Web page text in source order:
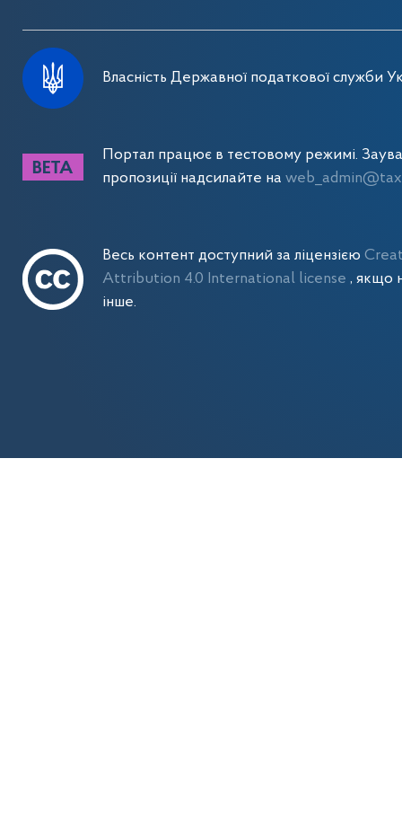
Власність Державної податкової служби
Портал працює в тестовому режимі.
пропозиції надсилайте на
Весь контент доступний за ліцензією
Attribution 4.0 International license, якщо
інше.